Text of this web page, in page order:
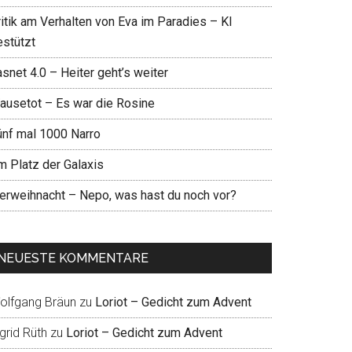
am Verhalten von Eva im Paradies – KI
4.0 – Heiter geht’s weiter
– Es war die Rosine
mal 1000 Narro
Platz der Galaxis
– Nepo, was hast du noch vor?
KOMMENTARE
Bräun zu Loriot – Gedicht zum Advent
Rüth zu Loriot – Gedicht zum Advent